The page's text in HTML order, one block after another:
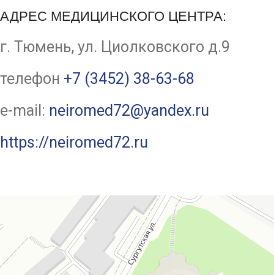
АДРЕС МЕДИЦИНСКОГО ЦЕНТРА:
г. Тюмень, ул. Циолковского д.9
телефон +7 (3452) 38-63-68
e-mail: neiromed72@yandex.ru
https://neiromed72.ru